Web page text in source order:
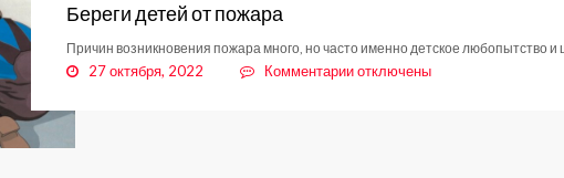
Береги детей от пожара
Причин возникновения пожара много, но часто именно детское любопытство и
27 октября, 2022 Комментариикотключены